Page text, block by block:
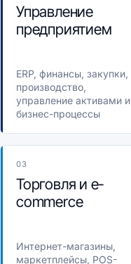
Управление
предприятием
ERP, финансы, закупки,
производство,
управление активами и
бизнес-процессы
03
Торговля и e-
commerce
Интернет-магазины,
маркетплейсы, POS-